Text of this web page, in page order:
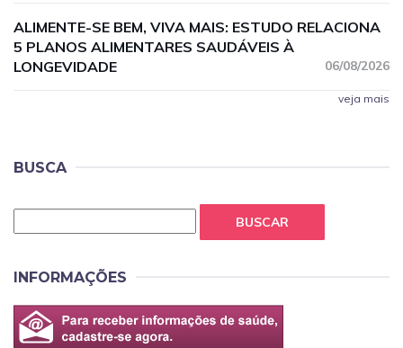
ALIMENTE-SE BEM, VIVA MAIS: ESTUDO RELACIONA
5 PLANOS ALIMENTARES SAUDÁVEIS À
LONGEVIDADE
06/08/2026
veja mais
BUSCA
BUSCAR
INFORMAÇÕES